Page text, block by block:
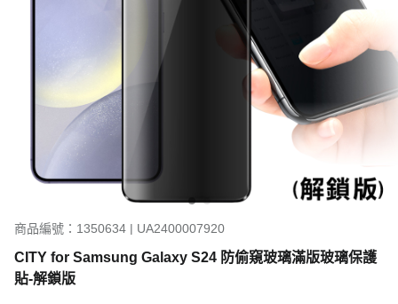
商品編號：1350634 | UA2400007920
CITY for Samsung Galaxy S24 防偷窺玻璃滿版玻璃保護
貼-解鎖版